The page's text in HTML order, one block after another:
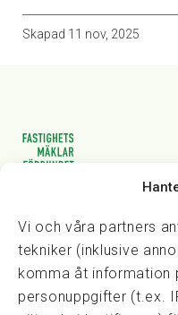
Vi och våra partners
tekniker (inklusive
komma åt information
personuppgifter (t.ex.
Skapad 11 nov, 2025
Vasagatan 28, 111 20
kansli@fmf.se
Snabblänkar